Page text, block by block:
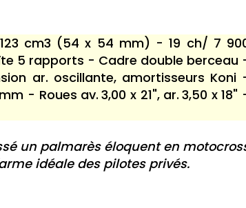
cm3 (54 x 54 mm) - 19 ch/ 7
5 rapports - Cadre double berceau
ar. oscillante, amortisseurs Koni
- Roues av. 3,00 x 21", ar. 3,50 x 18"
un palmarès éloquent en
idéale des pilotes privés.